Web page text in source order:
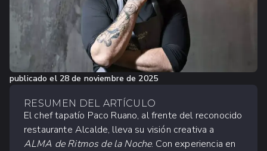
publicado el 28 de noviembre de 2025
RESUMEN DEL ARTÍCULO
El chef tapatío Paco Ruano, al frente del reconocido
restaurante Alcalde, lleva su visión creativa a
ALMA de Ritmos de la Noche. Con experiencia en